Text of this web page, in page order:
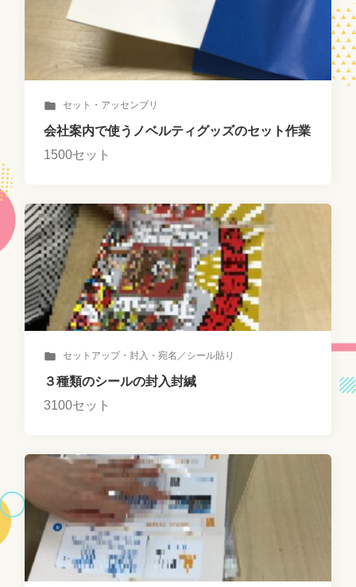
セット・アッセンブリ
会社案内で使うノベルティグッズのセット作業
1500セット
セットアップ・封入・宛名／シール貼り
３種類のシールの封入封緘
3100セット